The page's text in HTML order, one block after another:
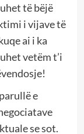
të bëjë
i vijave të
ai i ka
vetëm t’i
e
se sot.